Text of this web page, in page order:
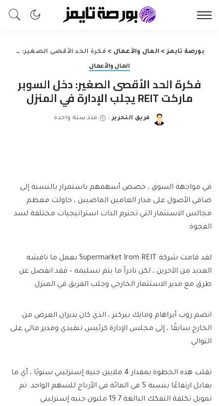
بورصة تايمز> المال والأعمال > فكرة الحد الأقصى الصغير: دخل السوبر ماركت REIT يجلب الإدارة في المنزل
المال والأعمال
فكرة الحد الأقصى الصغير: دخل السوبر
ماركت REIT يجلب الإدارة في المنزل
Posted
فريق التحرير منذ سنة واحدة
في مواجهة السوق ، خصص أسهمهم باستمرار بالنسبة إلى
صافي الأصول على مدار العامين الماضيين ، حاولت معظم
مجالس الاستثمار التي تحترم الذات استراتيجيات مختلفة لسد
الفجوة.
لقد قامت شركة Supermarket Irom REIT بعمل ما ناقشه
العديد من الآخرين ، لكن نادراً ما يتم تسليمه – فقد انفصل عن
طرق مع مدير الاستثمار الخارجي وجلب الفريق في المنزل.
انضم روب أبراهام ومايك بيركنز ، الذي كان يديران العرض من
الخارج سابقًا ، إلى مجلس الإدارة كرئيس تنفيذي ومدير مالي على
التوالي.
تقلب هذه الخطوة بمقدار 4 ملايين جنيه إسترليني سنويًا ، أي ما
يعادل ارتفاعًا بنسبة 5 في المائة في الأرباح للسهم الواحد. تم
تمويل تكلفة التفكك البالغة 19.7 مليون جنيه إسترليني